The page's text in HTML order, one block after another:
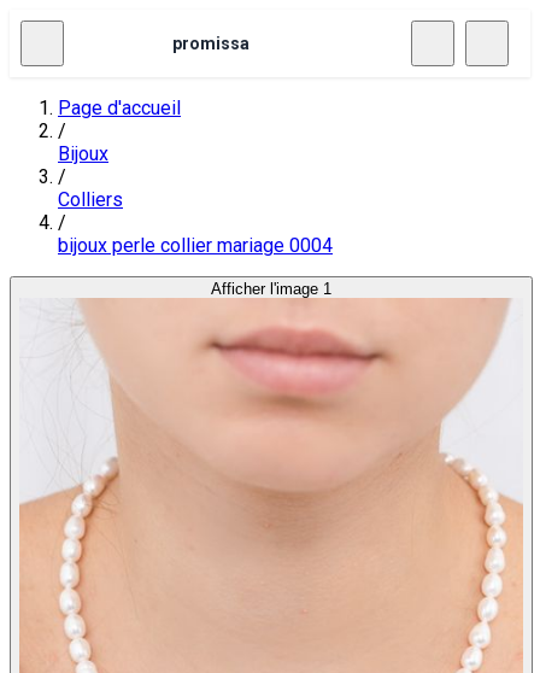
promissa
Page d'accueil
/
Bijoux
/
Colliers
/
bijoux perle collier mariage 0004
Afficher l'image 1